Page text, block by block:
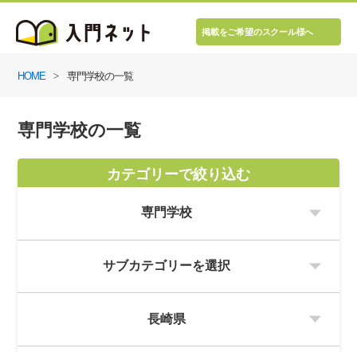
掲載をご希望のスクール様へ
HOME 専門学校の一覧
専門学校の一覧
カテゴリーで絞り込む